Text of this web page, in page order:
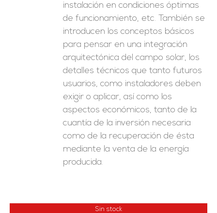
instalación en condiciones óptimas
de funcionamiento, etc. También se
introducen los conceptos básicos
para pensar en una integración
arquitectónica del campo solar, los
detalles técnicos que tanto futuros
usuarios, como instaladores deben
exigir o aplicar, así como los
aspectos económicos, tanto de la
cuantía de la inversión necesaria
como de la recuperación de ésta
mediante la venta de la energía
producida.
Sin stock